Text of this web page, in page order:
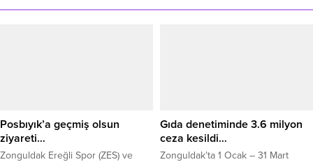
Posbıyık’a geçmiş olsun
ziyareti…
Zonguldak Ereğli Spor (ZES) ve
Gıda denetiminde 3.6 milyon
ceza kesildi…
Zonguldak’ta 1 Ocak – 31 Mart